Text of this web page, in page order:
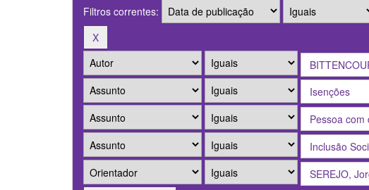
Filtros correntes: